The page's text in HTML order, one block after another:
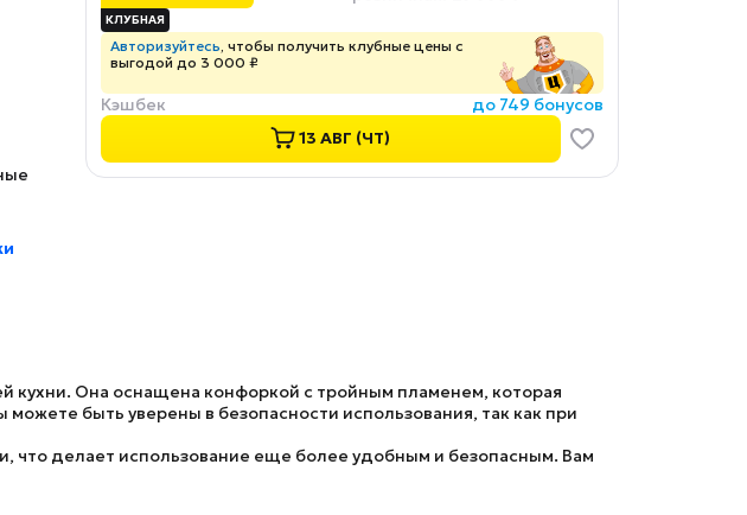
Авторизуйтесь, чтобы получить клубные цены с
выгодой до 3 000 ₽
Кэшбек
до 749 бонусов
13 АВГ (ЧТ)
кухни. Она оснащена конфоркой с тройным пламенем, которая
быть уверены в безопасности использования, так как при
что делает использование еще более удобным и безопасным. Вам